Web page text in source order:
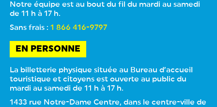
Notre équipe est au bout du fil du mardi au samedi
de 11 h à 17 h.
Sans frais : 1 866 416-9797
EN PERSONNE
La billetterie physique située au Bureau d’accueil
touristique et citoyens est ouverte au public du
mardi au samedi de 11 h à 17 h.
1433 rue Notre-Dame Centre, dans le centre-ville de